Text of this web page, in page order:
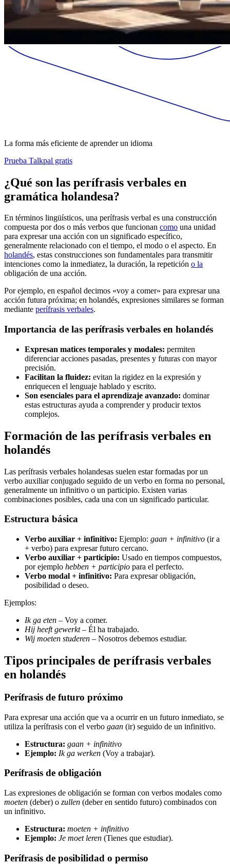
La forma más eficiente de aprender un idioma
Prueba Talkpal gratis
¿Qué son las perífrasis verbales en
gramática holandesa?
En términos lingüísticos, una perífrasis verbal es una construcción
compuesta por dos o más verbos que funcionan como una unidad
para expresar una acción con un significado específico,
generalmente relacionado con el tiempo, el modo o el aspecto. En
holandés, estas construcciones son fundamentales para transmitir
intenciones como la inmediatez, la duración, la repetición o la
obligación de una acción.
Por ejemplo, en español decimos «voy a comer» para expresar una
acción futura próxima; en holandés, expresiones similares se forman
mediante perífrasis verbales.
Importancia de las perífrasis verbales en holandés
Expresan matices temporales y modales: permiten
diferenciar acciones pasadas, presentes y futuras con mayor
precisión.
Facilitan la fluidez: evitan la rigidez en la expresión y
enriquecen el lenguaje hablado y escrito.
Son esenciales para el aprendizaje avanzado: dominar
estas estructuras ayuda a comprender y producir textos
complejos.
Formación de las perífrasis verbales en
holandés
Las perífrasis verbales holandesas suelen estar formadas por un
verbo auxiliar conjugado seguido de un verbo en forma no personal,
generalmente un infinitivo o un participio. Existen varias
combinaciones posibles, cada una con un significado particular.
Estructura básica
Verbo auxiliar + infinitivo: Ejemplo: gaan + infinitivo (ir a
+ verbo) para expresar futuro cercano.
Verbo auxiliar + participio: Usado en tiempos compuestos,
por ejemplo hebben + participio para el perfecto.
Verbo modal + infinitivo: Para expresar obligación,
posibilidad o deseo.
Ejemplos:
Ik ga eten – Voy a comer.
Hij heeft gewerkt– Él ha trabajado.
Wij moeten studeren – Nosotros debemos estudiar.
Tipos principales de perífrasis verbales
en holandés
Perífrasis de futuro próximo
Para expresar una acción que va a ocurrir en un futuro inmediato, se
utiliza la perífrasis con el verbo gaan (ir) seguido de un infinitivo.
Estructura: gaan + infinitivo
Ejemplo: Ik ga werken (Voy a trabajar).
Perífrasis de obligación
Las expresiones de obligación se forman con verbos modales como
moeten (deber) o zullen (deber en sentido futuro) combinados con
un infinitivo.
Estructura: moeten + infinitivo
Ejemplo: Je moet leren (Tienes que estudiar).
Perífrasis de posibilidad o permiso